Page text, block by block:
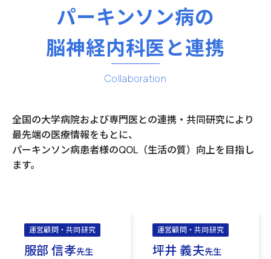
パーキンソン病の
脳神経内科医と連携
Collaboration
全国の大学病院および専門医との連携・共同研究により
最先端の医療情報をもとに、
パーキンソン病患者様のQOL（生活の質）向上を目指し
ます。
運営顧問・共同研究
服部 信孝先生
運営顧問・共同研究
坪井 義夫先生